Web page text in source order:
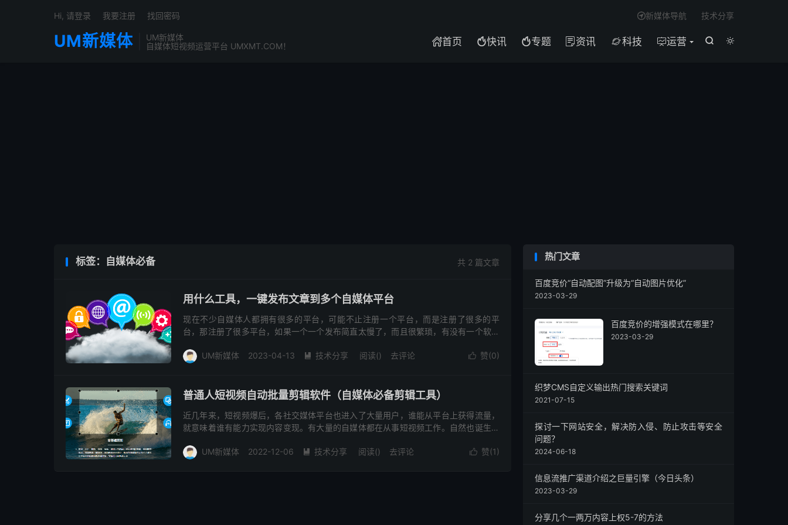
UM新媒体
UM新媒体
自媒体短视频运营平台 UMXMT.COM！


首页 快讯 专题 资讯 科技 运营
新媒体导航 技术分享
Hi, 请登录 我要注册 找回密码
共 2 篇文章
标签：自媒体必备
用什么工具，一键发布文章到多个自媒体平台
现在不少自媒体人都拥有很多的平台，可能不止注册一个平台，而是注册了很多的平
台，那注册了很多平台，如果一个一个发布简直太慢了，而且很繁琐，有没有一个软件
精力和时间做其...
 赞(0)
UM新媒体 2023-04-13  技术分享 阅读() 去评论
普通人短视频自动批量剪辑软件（自媒体必备剪辑工具）
近几年来，短视频爆后，各社交媒体平台也进入了大量用户，谁能从平台上获得流量，
就意味着谁有能力实现内容变现。有大量的自媒体都在从事短视频工作。自然也诞生了
二次编辑，再...
 赞(1)
UM新媒体 2022-12-06  技术分享 阅读() 去评论
热门文章
百度竞价“自动配图”升级为“自动图片优化”
2023-03-29
百度竞价的增强模式在哪里？
2023-03-29
织梦CMS自定义输出热门搜索关键词
2021-07-15
探讨一下网站安全，解决防入侵、防止攻击等安全
问题？
2024-06-18
信息流推广渠道介绍之巨量引擎（今日头条）
2023-03-29
分享几个一两万内容上权5-7的方法